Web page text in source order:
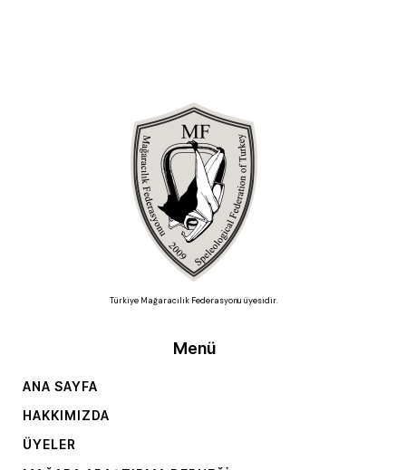
Türkiye Mağaracılık Federasyonu üyesidir.
Menü
ANA SAYFA
HAKKIMIZDA
ÜYELER